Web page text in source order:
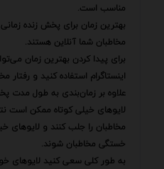
مناسب است.
بهترین زمان برای پخش زنده
مخاطبان شما آنلاین هستند.
برای پیدا کردن بهترین زمان
اینستاگرام استفاده کنید و رفتار
علاوه بر زمان‌بندی به طول مدت
لایوهای خیلی کوتاه ممکن است
مخاطبان را جلب کنند و
خستگی مخاطبان شوند.